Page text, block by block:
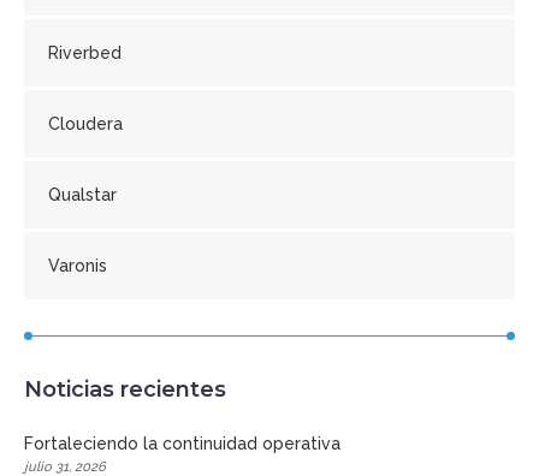
Riverbed
Cloudera
Qualstar
Varonis
Noticias recientes
Fortaleciendo la continuidad operativa
julio 31, 2026